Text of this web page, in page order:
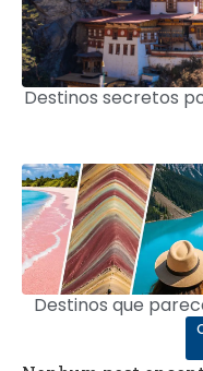
Destinos secretos
Destinos que